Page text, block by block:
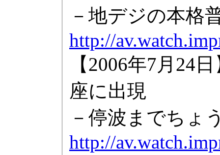
－地デジの本格
http://
【2006年7月24
座に出現
－停波までちょ
http://